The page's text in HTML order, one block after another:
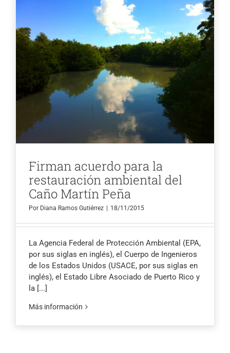
Firman acuerdo para la
restauración ambiental del
Caño Martín Peña
Por Diana Ramos Gutiérrez 18/11/2015
La Agencia Federal de Protección Ambiental (EPA,
por sus siglas en inglés), el Cuerpo de Ingenieros
de los Estados Unidos (USACE, por sus siglas en
inglés), el Estado Libre Asociado de Puerto Rico y
la [...]
Más información